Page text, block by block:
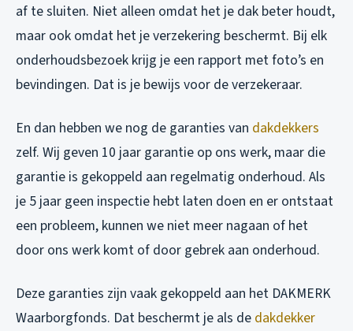
af te sluiten. Niet alleen omdat het je dak beter houdt,
maar ook omdat het je verzekering beschermt. Bij elk
onderhoudsbezoek krijg je een rapport met foto’s en
bevindingen. Dat is je bewijs voor de verzekeraar.
En dan hebben we nog de garanties van dakdekkers
zelf. Wij geven 10 jaar garantie op ons werk, maar die
garantie is gekoppeld aan regelmatig onderhoud. Als
je 5 jaar geen inspectie hebt laten doen en er ontstaat
een probleem, kunnen we niet meer nagaan of het
door ons werk komt of door gebrek aan onderhoud.
Deze garanties zijn vaak gekoppeld aan het DAKMERK
Waarborgfonds. Dat beschermt je als de dakdekker